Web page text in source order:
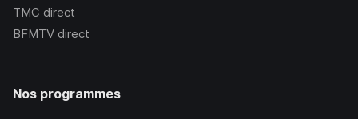
TMC direct
BFMTV direct
Nos programmes